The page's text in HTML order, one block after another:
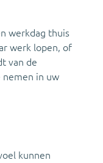
werkdag thuis
werk lopen, of
van de
nemen in uw
kunnen